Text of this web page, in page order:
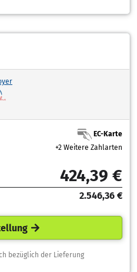
EC-Karte
+2 Weitere Zahlarten
424,39 €
2.546,36 €
bezüglich der Lieferung